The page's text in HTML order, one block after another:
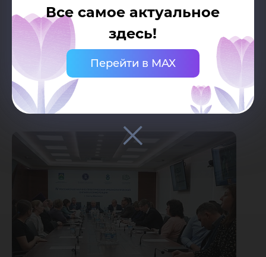
Все самое актуальное
здесь!
Перейти в MAX
экономики» (г. Москва) и Ханты-Мансийское
научное общество, поддержку осуществляют
Администрация города Ханты-Мансийска и
Югорский государственный университет